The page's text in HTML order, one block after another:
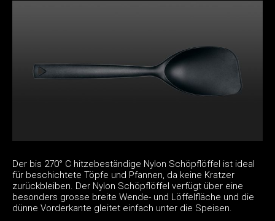
Der bis 270° C hitzebeständige Nylon Schöpflöffel ist ideal
für beschichtete Töpfe und Pfannen, da keine Kratzer
zurückbleiben. Der Nylon Schöpflöffel verfügt über eine
besonders grosse breite Wende- und Löffelfläche und die
dünne Vorderkante gleitet einfach unter die Speisen.